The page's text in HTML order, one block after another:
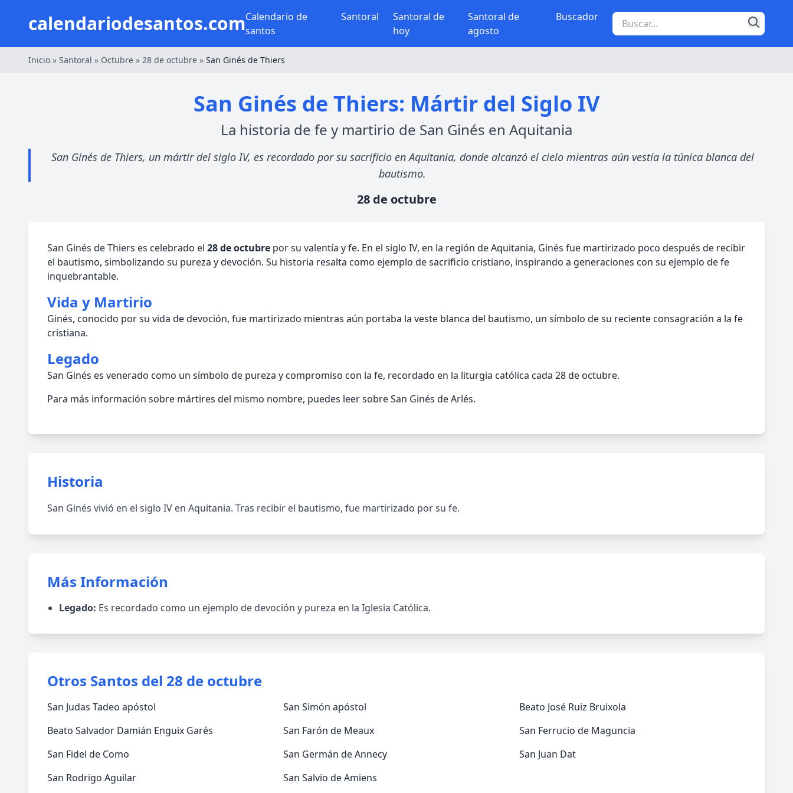
calendariodesantos.comCalendario de
santos
Santoral
Santoral de
hoy
Santoral de
agosto
Buscador
Inicio » Santoral » Octubre » 28 de octubre » San Ginés de Thiers
San Ginés de Thiers: Mártir del Siglo IV
La historia de fe y martirio de San Ginés en Aquitania
San Ginés de Thiers, un mártir del siglo IV, es recordado por su sacrificio en Aquitania, donde alcanzó el cielo mientras aún vestía la túnica blanca del
bautismo.
28 de octubre
San Ginés de Thiers es celebrado el 28 de octubre por su valentía y fe. En el siglo IV, en la región de Aquitania, Ginés fue martirizado poco después de recibir
el bautismo, simbolizando su pureza y devoción. Su historia resalta como ejemplo de sacrificio cristiano, inspirando a generaciones con su ejemplo de fe
inquebrantable.
Vida y Martirio
Ginés, conocido por su vida de devoción, fue martirizado mientras aún portaba la veste blanca del bautismo, un símbolo de su reciente consagración a la fe
cristiana.
Legado
San Ginés es venerado como un símbolo de pureza y compromiso con la fe, recordado en la liturgia católica cada 28 de octubre.
Para más información sobre mártires del mismo nombre, puedes leer sobre San Ginés de Arlés.
Historia
San Ginés vivió en el siglo IV en Aquitania. Tras recibir el bautismo, fue martirizado por su fe.
Más Información
Legado: Es recordado como un ejemplo de devoción y pureza en la Iglesia Católica.
Otros Santos del 28 de octubre
San Judas Tadeo apóstol San Simón apóstol
Beato José Ruiz Bruixola
Beato Salvador Damián Enguix Garés
San Farón de Meaux
San Ferrucio de Maguncia
San Fidel de Como
San Germán de Annecy
San Juan Dat
San Rodrigo Aguilar
San Salvio de Amiens